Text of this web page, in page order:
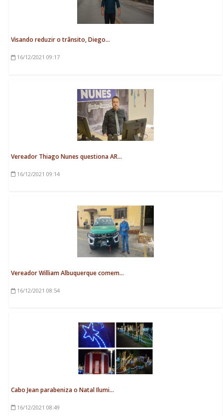
Visando reduzir o trânsito, Diego...
16/12/2021 09:17
Vereador Thiago Nunes questiona AR...
16/12/2021 09:14
Vereador William Albuquerque comem...
16/12/2021 08:54
Cabo Jean parabeniza o Natal Ilumi...
16/12/2021 08:49